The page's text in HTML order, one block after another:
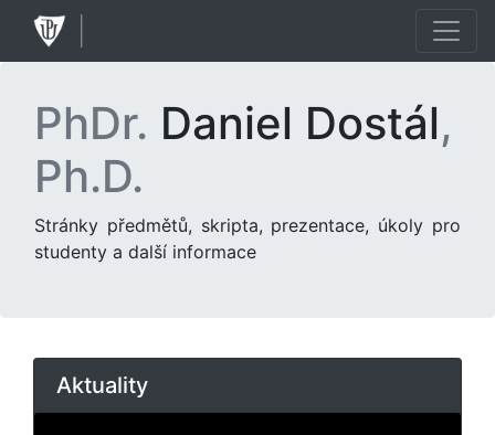
PhDr. Daniel Dostál,
Ph.D.
Stránky předmětů, skripta, prezentace, úkoly pro
studenty a další informace
Aktuality